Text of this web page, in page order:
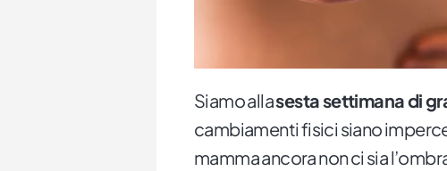
Siamo allasesta settimana di
cambiamenti fisici siano
mamma ancora non ci sia